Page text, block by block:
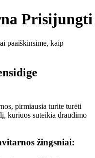
Prisijungti
paaiškinsime, kaip
pirmiausia turite turėti
kuriuos suteikia draudimo
žingsniai: